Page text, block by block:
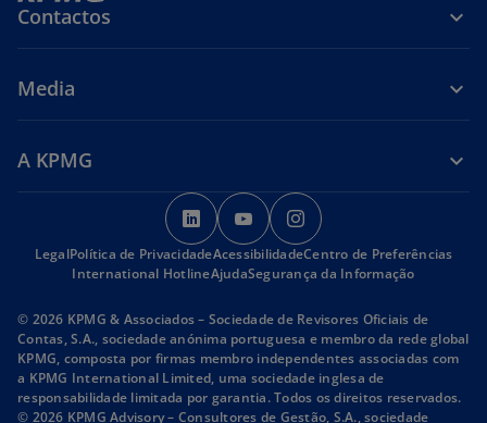
Contactos
Media
A KPMG
o
p
e
n
i
n
a
n
o
p
e
n
i
n
a
n
p
e
n
s
i
n
a
n
LegalPolítica de PrivacidadeAcessibilidadeCentro de Preferências
International HotlineAjudaSegurança da Informação
© 2026 KPMG & Associados – Sociedade de Revisores Oficiais de
Contas, S.A., sociedade anónima portuguesa e membro da rede global
KPMG, composta por firmas membro independentes associadas com
a KPMG International Limited, uma sociedade inglesa de
responsabilidade limitada por garantia. Todos os direitos reservados.
© 2026 KPMG Advisory – Consultores de Gestão, S.A., sociedade